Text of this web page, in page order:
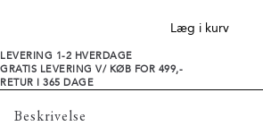
Læg i kurv
LEVERING 1-2 HVERDAGE
GRATIS LEVERING V/ KØB FOR 499,-
RETUR I 365 DAGE
Beskrivelse